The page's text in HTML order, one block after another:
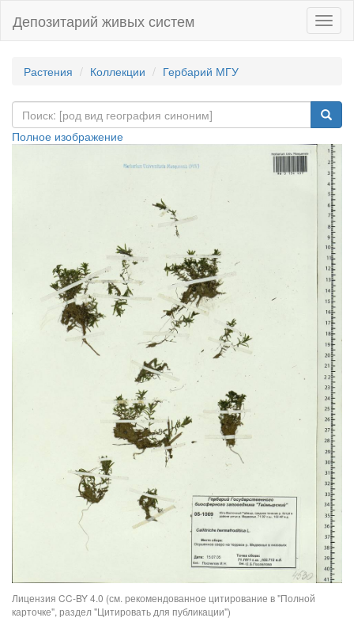
Депозитарий живых систем
Растения Коллекции Гербарий МГУ
Полное изображение
Лицензия CC-BY 4.0 (см. рекомендованное цитирование в "Полной
карточке", раздел "Цитировать для публикации")